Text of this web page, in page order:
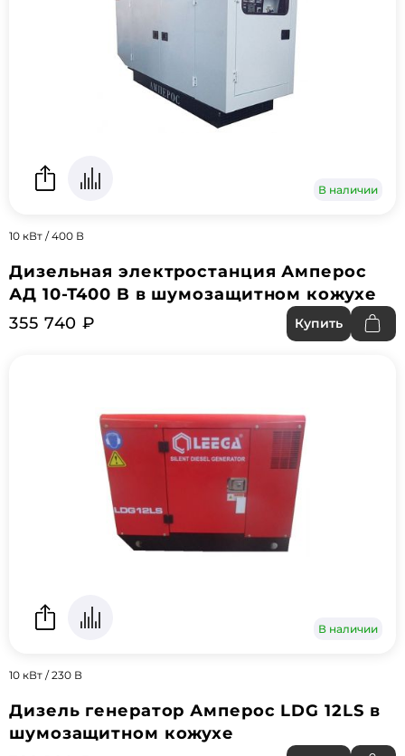
В наличии
10 кВт / 400 В
Дизельная электростанция Амперос
АД 10-Т400 B в шумозащитном кожухе
355 740 ₽
Купить
В наличии
10 кВт / 230 В
Дизель генератор Амперос LDG 12LS в
шумозащитном кожухе